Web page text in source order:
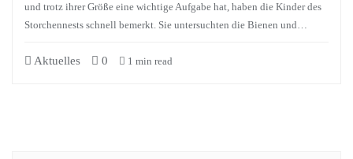
und trotz ihrer Größe eine wichtige Aufgabe hat, haben die Kinder des
Storchennests schnell bemerkt. Sie untersuchten die Bienen und…
Aktuelles 0 1 min read